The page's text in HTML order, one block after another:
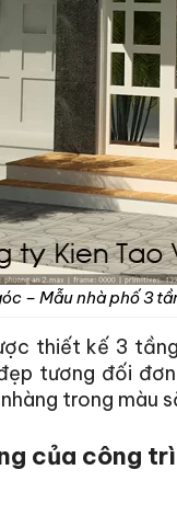
– Mẫu nhà phố 3
thiết kế 3
tương đối
trong màu
của công